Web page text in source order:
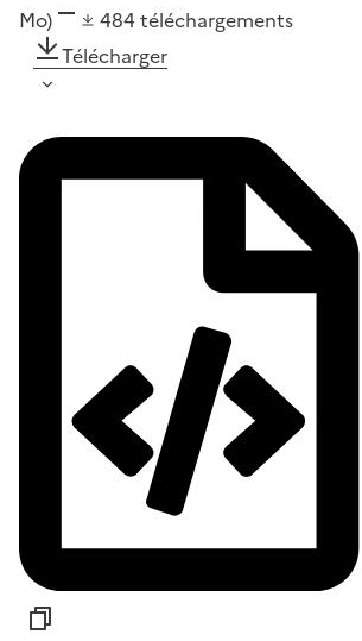
Mo)
484 téléchargements
Télécharger